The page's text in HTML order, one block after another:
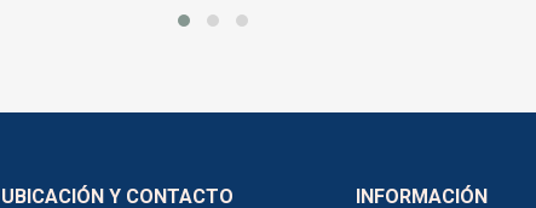
UBICACIÓN Y CONTACTO INFORMACIÓN